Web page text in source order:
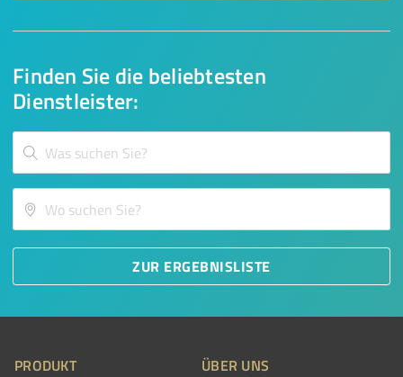
Finden Sie die beliebtesten
Dienstleister:
ZUR ERGEBNISLISTE
PRODUKT ÜBER UNS